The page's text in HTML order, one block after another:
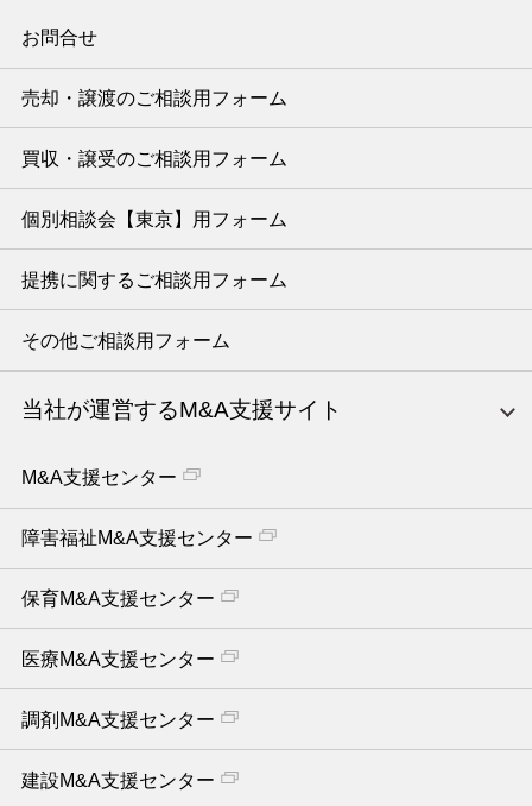
お問合せ
売却・譲渡のご相談用フォーム
買収・譲受のご相談用フォーム
個別相談会【東京】用フォーム
提携に関するご相談用フォーム
その他ご相談用フォーム
当社が運営するM&A支援サイト
M&A支援センター
障害福祉M&A支援センター
保育M&A支援センター
医療M&A支援センター
調剤M&A支援センター
建設M&A支援センター